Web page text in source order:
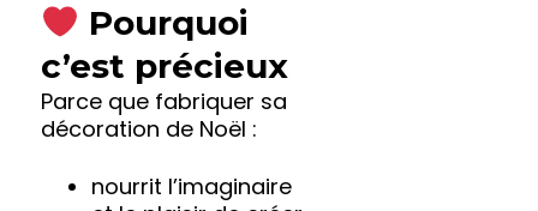
Pourquoi
c’est précieux
Parce que fabriquer sa
décoration de Noël :
nourrit l’imaginaire